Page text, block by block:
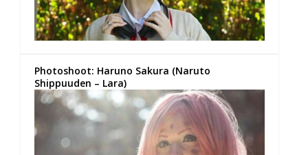
Photoshoot: Haruno Sakura (Naruto
Shippuuden – Lara)